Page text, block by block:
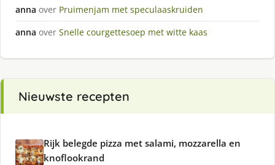
anna over Pruimenjam met speculaaskruiden
anna over Snelle courgettesoep met witte kaas
Nieuwste recepten
Rijk belegde pizza met salami, mozzarella en
knoflookrand